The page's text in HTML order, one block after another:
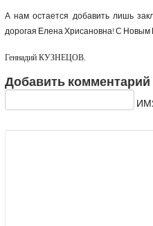
А нам остается добавить лишь
дорогая Елена Хрисановна! С Новым
Геннадий КУЗНЕЦОВ.
Добавить комментарий